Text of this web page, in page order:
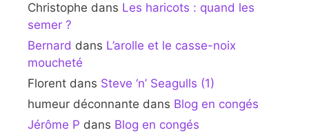
Christophe dans Les haricots : quand les
semer ?
Bernard dans L’arolle et le casse-noix
moucheté
Florent dans Steve ‘n’ Seagulls (1)
humeur déconnante dans Blog en congés
Jérôme P dans Blog en congés